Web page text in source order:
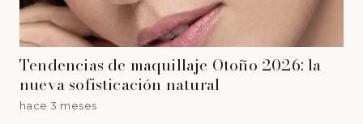
Tendencias de maquillaje Otoño 2026: la
nueva sofisticación natural
hace 3 meses